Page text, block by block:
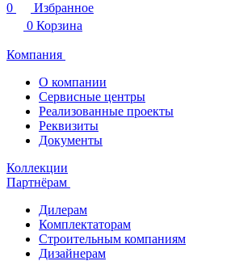
0
Избранное
0 Корзина
Компания
О компании
Сервисные центры
Реализованные проекты
Реквизиты
Документы
Коллекции
Партнёрам
Дилерам
Комплектаторам
Строительным компаниям
Дизайнерам